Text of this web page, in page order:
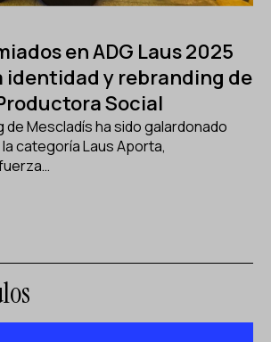
en ADG Laus 2025
identidad y rebranding de
Social
de Mescladís ha sido galardonado
categoría Laus Aporta,